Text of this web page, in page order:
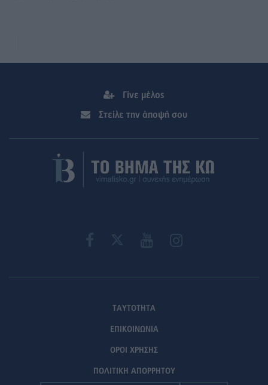
Γίνε μέλος
Στείλε την άποψή σου
ΤΑΥΤΟΤΗΤΑ
ΕΠΙΚΟΙΝΩΝΙΑ
ΟΡΟΙ ΧΡΗΣΗΣ
ΠΟΛΙΤΙΚΗ ΑΠΟΡΡΗΤΟΥ